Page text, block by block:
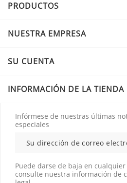
PRODUCTOS
NUESTRA EMPRESA
SU CUENTA
INFORMACIÓN DE LA TIENDA
Infórmese de nuestras últimas
especiales
Puede darse de baja en
consulte nuestra información de